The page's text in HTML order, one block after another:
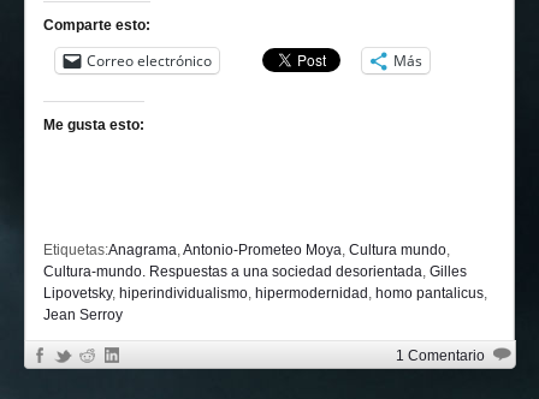
Comparte esto:
Correo electrónico Más
Me gusta esto:
Etiquetas:Anagrama,Antonio-Prometeo Moya, Cultura mundo,
Cultura-mundo. Respuestas a una sociedad desorientada, Gilles
Lipovetsky, hiperindividualismo, hipermodernidad , homo pantalicus,
Jean Serroy
1 Comentario